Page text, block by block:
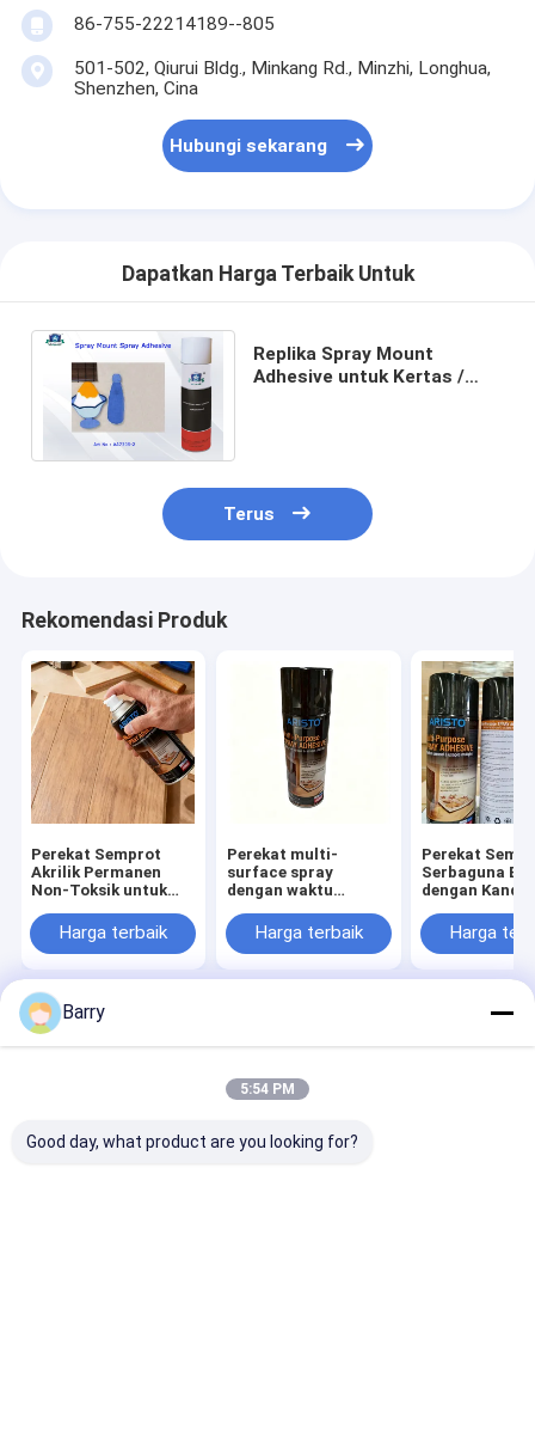
86-755-22214189--805
501-502, Qiurui Bldg., Minkang Rd., Minzhi, Longhua,
Shenzhen, Cina
Hubungi sekarang
Dapatkan Harga Terbaik Untuk
Replika Spray Mount
Adhesive untuk Kertas /
Terus
Rekomendasi Produk
Perekat Semprot
Akrilik Permanen
Non-Toksik untuk
tahan lama dalam
proyek kerajinan dan
Harga terbaik
Perekat multi-
surface spray
dengan waktu
menit dan
kandungan VOC
dalam 350 g berat
Harga terbaik
Perekat
Serbaguna
dengan
dalam Kaleng
dan Volume
Harga
Sitemap
Kebijakan Privasi
Cat Semprot KainPabrik cina.Copyright © 2026 Aristo
Industries Corporation Limited. All Rights Reserved.
Barry
5:54 PM
Good day, what product are you looking for?